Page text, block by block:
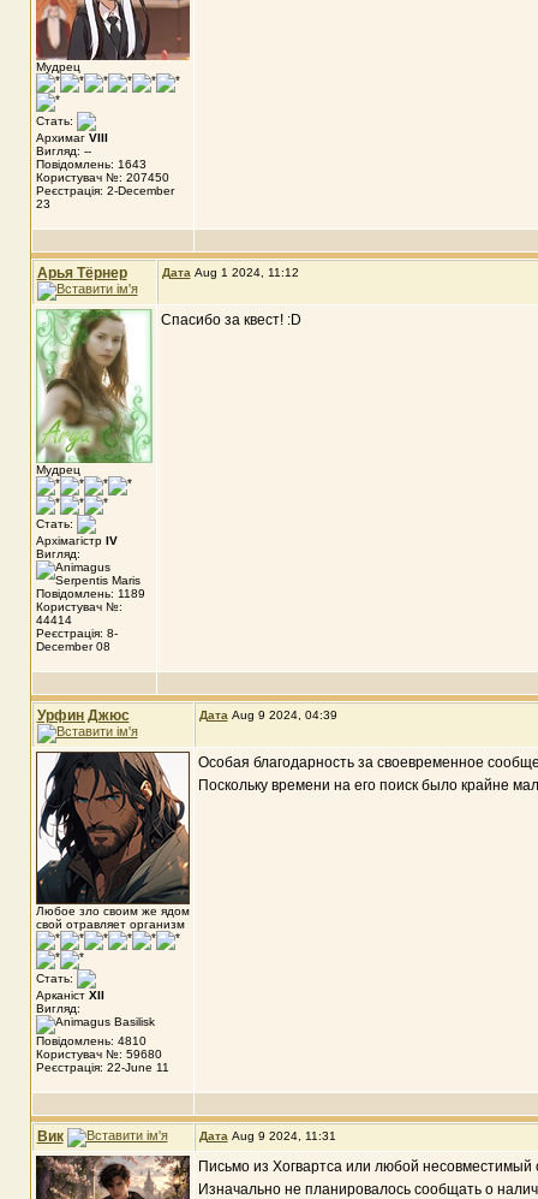
Мудрец
Стать:
Архимаг VIII
Вигляд: --
Повідомлень: 1643
Користувач №: 207450
Реєстрація: 2-December
23
Арья Тёрнер Дата Aug 1 2024, 11:12
Мудрец
Стать:
Архімагістр IV
Вигляд:
Повідомлень: 1189
Користувач №:
44414
Реєстрація: 8-
December 08
Спасибо за квест! :D
Урфин Джюс Дата Aug 9 2024, 04:39
Любое зло своим же ядом
свой отравляет организм
Стать:
Арканіст XII
Вигляд:
Повідомлень: 4810
Користувач №: 59680
Реєстрація: 22-June 11
Особая благодарность за своевременное
Поскольку времени на его поиск было крайне
Вик Дата Aug 9 2024, 11:31
Письмо из Хогвартса или любой несовместимый
Изначально не планировалось сообщать о